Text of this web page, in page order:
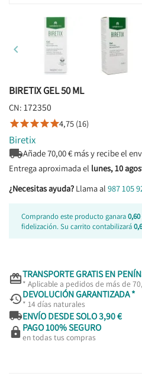

BIRETIX GEL 50 ML
CN: 172350
4,75 (16)
Biretix
Añade70,00€ más y recibe el
Entrega aproximada el lunes, 10
¿Necesitas ayuda? Llama al 987 105
Comprando este producto ganara0,60
fidelización. Su carrito contabilizará
TRANSPORTE GRATIS EN
* Aplicable a pedidos de más de
DEVOLUCIÓN GARANTIZADA *
* 14 días naturales
ENVÍO DESDE SOLO 3,90 €
 PAGO 100% SEGURO
en todas tus compras